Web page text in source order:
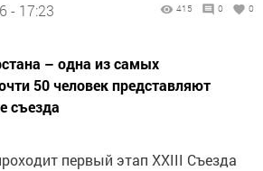
- 17:23 415 0 0
– одна из самых
50 человек представляют
съезда
первый этап XXIII Съезда